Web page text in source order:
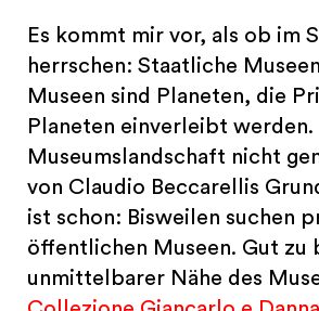
Es kommt mir vor, als ob im
herrschen: Staatliche
Museen sind Planeten, die
Planeten einverleibt
Museumslandschaft nicht
von Claudio Beccarellis
ist schon: Bisweilen suchen
öffentlichen Museen. Gut zu
unmittelbarer Nähe des